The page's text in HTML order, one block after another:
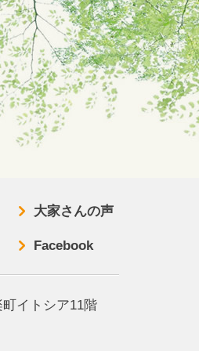
大家さんの声
Facebook
イトシア11階